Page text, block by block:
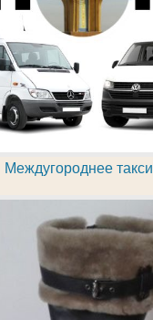
Междугороднее такси